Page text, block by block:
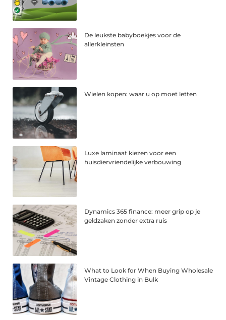
De leukste babyboekjes voor de
allerkleinsten
Wielen kopen: waar u op moet letten
Luxe laminaat kiezen voor een
huisdiervriendelijke verbouwing
Dynamics 365 finance: meer grip op je
geldzaken zonder extra ruis
What to Look for When Buying Wholesale
Vintage Clothing in Bulk